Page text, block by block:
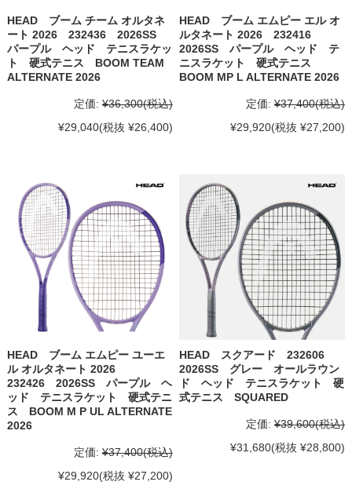
HEAD ブーム チーム オルタネ
ート 2026 232436 2026SS
パープル ヘッド テニスラケッ
ト 硬式テニス BOOM TEAM
ALTERNATE 2026
定価: ¥36,300(税込)
¥29,040(税抜 ¥26,400)
HEAD ブーム エムピー エル オ
ルタネート 2026 232416
2026SS パープル ヘッド テ
ニスラケット 硬式テニス
BOOM MP L ALTERNATE 2026
定価: ¥37,400(税込)
¥29,920(税抜 ¥27,200)
HEAD ブーム エムピー ユーエ
ル オルタネート 2026
232426 2026SS パープル ヘ
ッド テニスラケット 硬式テニ
ス BOOM M P UL ALTERNATE
2026
定価: ¥37,400(税込)
¥29,920(税抜 ¥27,200)
HEAD スクアード 232606
2026SS グレー オールラウン
ド ヘッド テニスラケット 硬
式テニス SQUARED
定価: ¥39,600(税込)
¥31,680(税抜 ¥28,800)